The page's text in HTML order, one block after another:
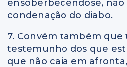
ensoberbecendose, não
condenação do diabo.
7. Convém também que
testemunho dos que
que não caia em